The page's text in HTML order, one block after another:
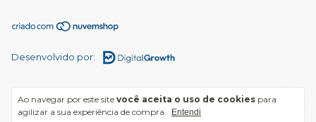
Ao navegar por este site você aceita o uso de cookies para
agilizar a sua experiência de compra.
Entendi
Copyright Rmaiscasa - 21709584000149 - 2026. Todos os